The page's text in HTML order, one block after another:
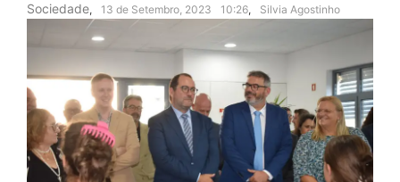
Sociedade, 13 de Setembro, 2023 10:26, Silvia Agostinho